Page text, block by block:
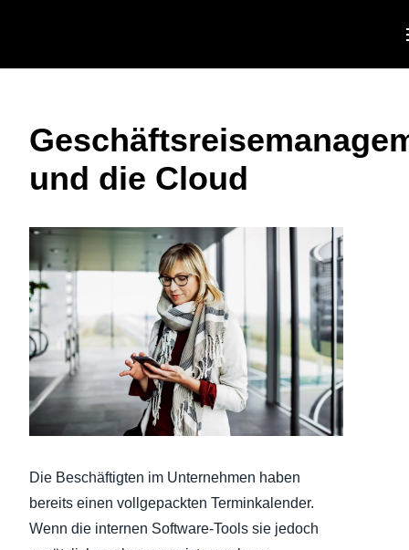
United States (English)
Canada (English)
México (Español)
Brasil (Português)
EUROPE
United Kingdom (English)
Deutschland (Deutsch)
Italia (Italiano)
Nederlands (English)
Sweden (English)
Denmark (English)
Belgium (English)
España (Español)
ASIA PACIFIC
Australia (English)
India (English)
日本（日本語)
Singapore (English)
und die Cloud
Die Beschäftigten im Unternehmen haben
bereits einen vollgepackten Terminkalender.
Wenn die internen Software-Tools sie jedoch